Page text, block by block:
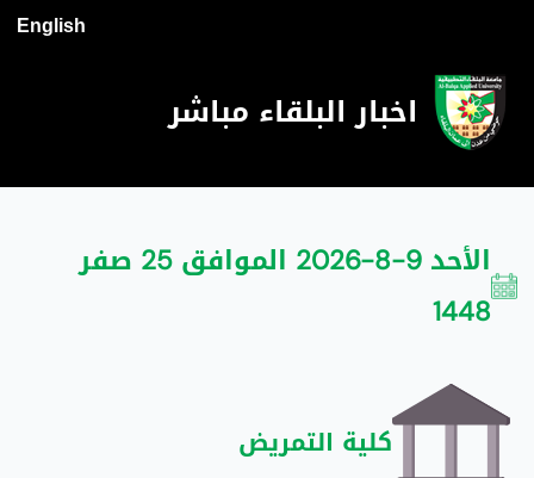
English
اخبار البلقاء مباشر
الأحد 9-8-2026 الموافق 25 صفر
1448
كلية التمريض